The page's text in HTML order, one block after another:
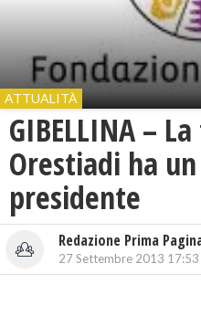
ATTUALITÀ
GIBELLINA –
Orestiadi ha
presidente
Redazione Prima
27 Settembre 2013 17:53